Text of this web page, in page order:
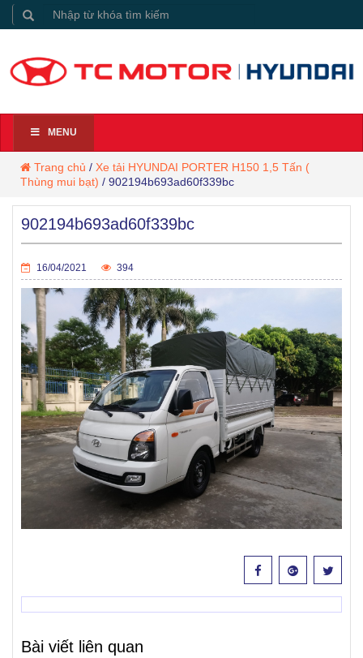
MENU
Trang chủ / Xe tải HYUNDAI PORTER H150 1,5 Tấn (
Thùng mui bạt) / 902194b693ad60f339bc
902194b693ad60f339bc
16/04/2021 394
Bài viết liên quan